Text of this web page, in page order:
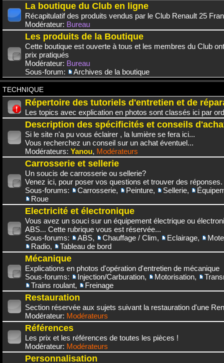
La boutique du Club en ligne
Récapitulatif des produits vendus par le Club Renault 25
Modérateur: Bureau
Les produits de la Boutique
Cette boutique est ouverte à tous et les membres du Club
prix pratiqués
Modérateur: Bureau
Sous-forum:
Archives de la boutique
TECHNIQUE
Répertoire des tutoriels d'entretien et de
Les topics avec explication en photos sont classés ici par
Description des spécificités et conseils
Si le site n'a pu vous éclairer , la lumière se fera ici...
Vous recherchez un conseil sur un achat éventuel...
Modérateurs: Yanou, Modérateurs
Carrosserie et sellerie
Un soucis de carrosserie ou sellerie?
Venez ici, pour poser vos questions et trouver des réponses.
Sous-forums:
Carrosserie, Peinture, Sellerie,
Roue
Electricité et électronique
Vous avez un souci sur un équipement électrique ou
ABS... Cette rubrique vous est réservée...
Sous-forums:
ABS, Chauffage / Clim, Eclairage,
Radio, Tableau de bord
Mécanique
Explications en photos d'opération d'entretien de mécanique
Sous-forums:
Injection/Carburation, Motorisation,
Trains roulant, Freinage
Restauration
Section réservée aux sujets suivant la restauration d'une
Modérateur: Modérateurs
Références
Les prix et les références de toutes les pièces !
Modérateur: Modérateurs
Personnalisation